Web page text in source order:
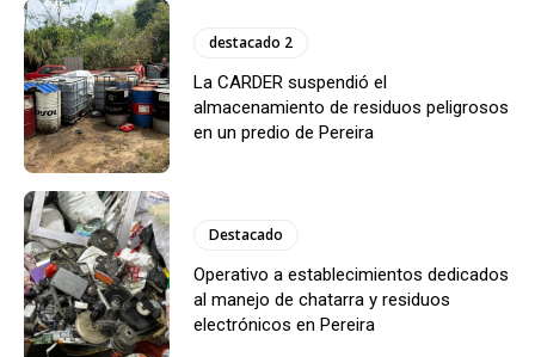
destacado 2
La CARDER suspendió el
almacenamiento de residuos peligrosos
en un predio de Pereira
Destacado
Operativo a establecimientos dedicados
al manejo de chatarra y residuos
electrónicos en Pereira